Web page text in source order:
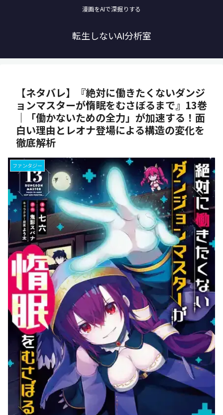
漫画をAIで深掘りする
転生しないAI分析室
【ネタバレ】『絶対に働きたくないダンジ
ョンマスターが惰眠をむさぼるまで』13巻
｜「働かないための全力」が加速する！面
白い理由とレオナ登場による構造の変化を
徹底解析
ファンタジー